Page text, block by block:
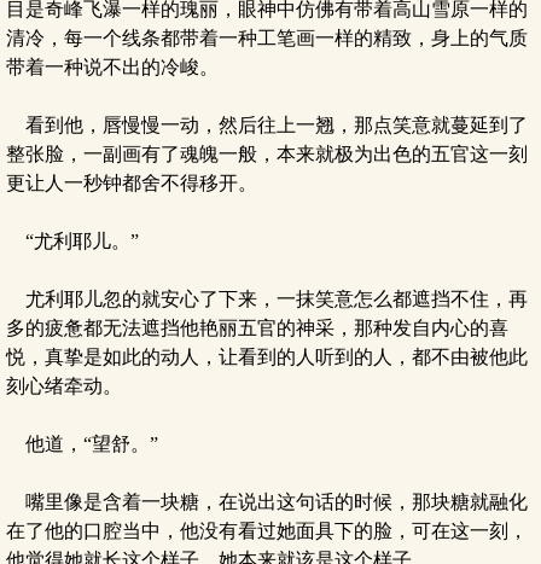
目是奇峰飞瀑一样的瑰丽，眼神中仿佛有带着高山雪原一样的
清冷，每一个线条都带着一种工笔画一样的精致，身上的气质
带着一种说不出的冷峻。
看到他，唇慢慢一动，然后往上一翘，那点笑意就蔓延到了
整张脸，一副画有了魂魄一般，本来就极为出色的五官这一刻
更让人一秒钟都舍不得移开。
“尤利耶儿。”
尤利耶儿忽的就安心了下来，一抹笑意怎么都遮挡不住，再
多的疲惫都无法遮挡他艳丽五官的神采，那种发自内心的喜
悦，真挚是如此的动人，让看到的人听到的人，都不由被他此
刻心绪牵动。
他道，“望舒。”
嘴里像是含着一块糖，在说出这句话的时候，那块糖就融化
在了他的口腔当中，他没有看过她面具下的脸，可在这一刻，
他觉得她就长这个样子，她本来就该是这个样子。